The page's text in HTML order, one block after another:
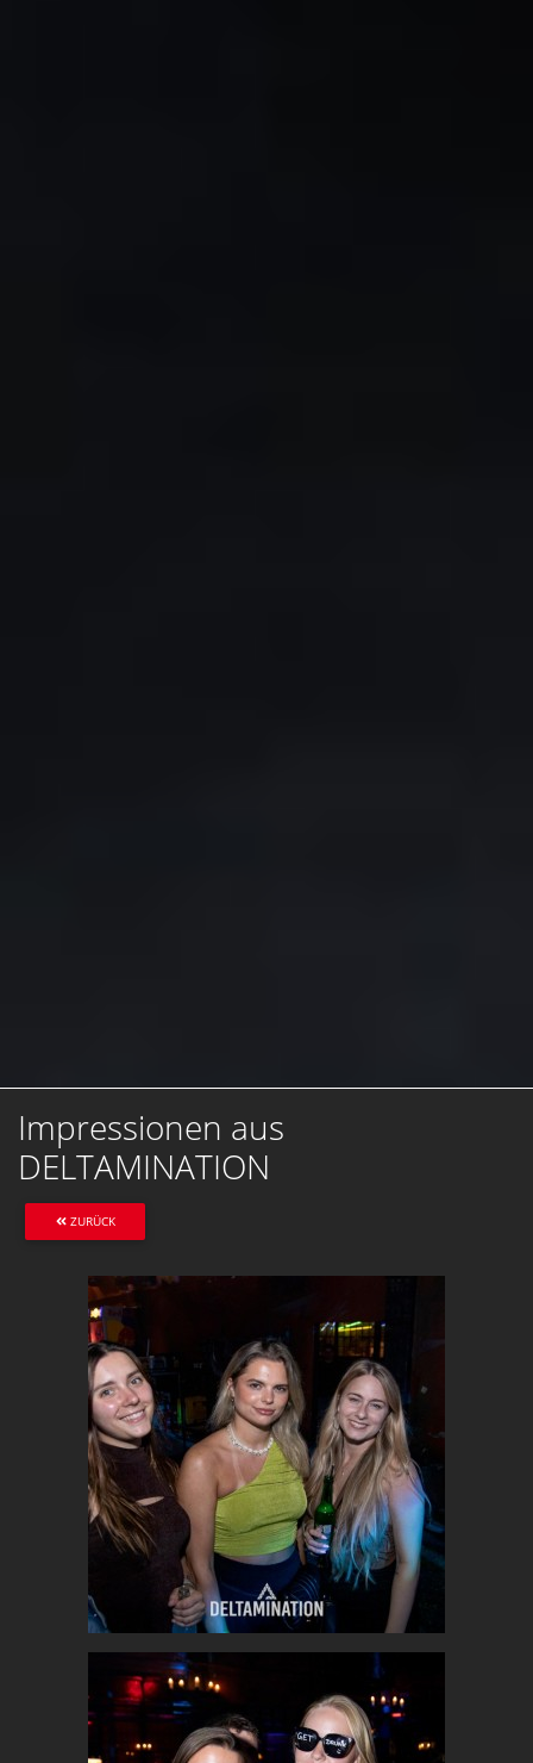
Impressionen aus
DELTAMINATION
ZURÜCK